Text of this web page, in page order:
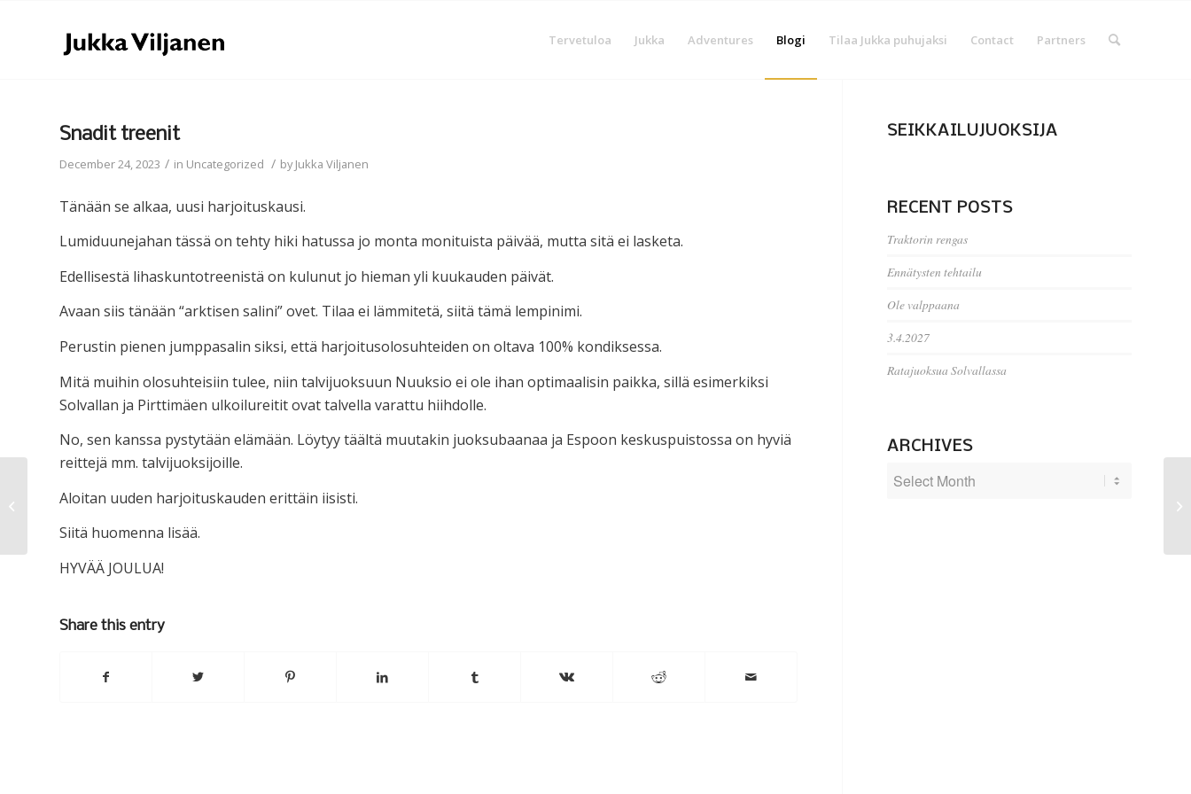
Tervetuloa Jukka Adventures Blogi Tilaa Jukka puhujaksi Contact Partners
Snadit treenit
December 24, 2023 / in Uncategorized / byJukka Viljanen
Tänään se alkaa, uusi harjoituskausi.
Lumiduunejahan tässä on tehty hiki hatussa jo monta monituista päivää, mutta sitä ei lasketa.
Edellisestä lihaskuntotreenistä on kulunut jo hieman yli kuukauden päivät.
Avaan siis tänään “arktisen salini” ovet. Tilaa ei lämmitetä, siitä tämä lempinimi.
Perustin pienen jumppasalin siksi, että harjoitusolosuhteiden on oltava 100% kondiksessa.
Mitä muihin olosuhteisiin tulee, niin talvijuoksuun Nuuksio ei ole ihan optimaalisin paikka, sillä esimerkiksi
Solvallan ja Pirttimäen ulkoilureitit ovat talvella varattu hiihdolle.
No, sen kanssa pystytään elämään. Löytyy täältä muutakin juoksubaanaa ja Espoon keskuspuistossa on hyviä
reittejä mm. talvijuoksijoille.
Aloitan uuden harjoituskauden erittäin iisisti.
Siitä huomenna lisää.
HYVÄÄ JOULUA!
Share this entry
SEIKKAILUJUOKSIJA
RECENT POSTS
Traktorin rengas
Ennätysten tehtailu
Ole valppaana
3.4.2027
Ratajuoksua Solvallassa
ARCHIVES